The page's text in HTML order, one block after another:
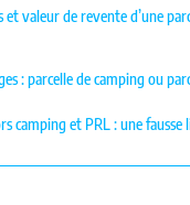
et valeur de revente d’une
: parcelle de camping ou
camping et PRL : une fausse